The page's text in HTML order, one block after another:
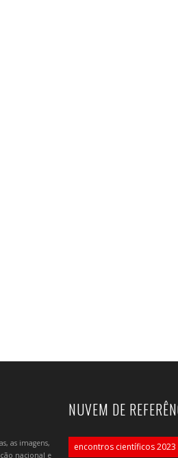
as imagens,
nacional e
NUVEM DE
encontros científicos 2023